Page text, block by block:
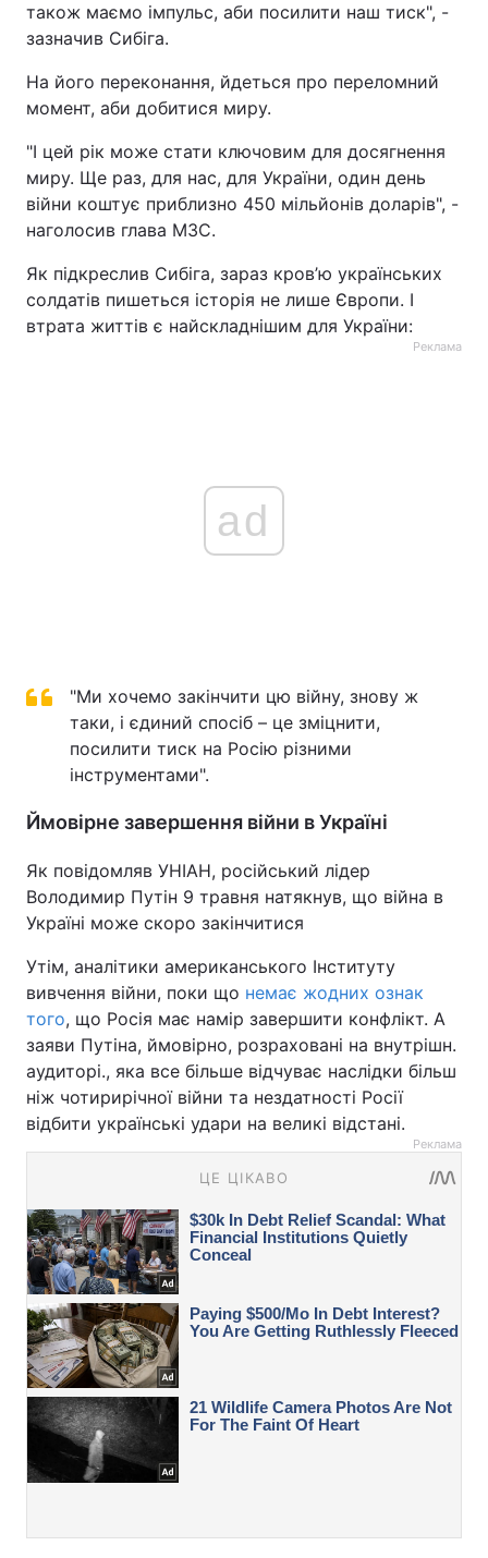
також маємо імпульс, аби посилити наш тиск", -
зазначив Сибіга.
На його переконання, йдеться про переломний
момент, аби добитися миру.
"І цей рік може стати ключовим для досягнення
миру. Ще раз, для нас, для України, один день
війни коштує приблизно 450 мільйонів доларів", -
наголосив глава МЗС.
Як підкреслив Сибіга, зараз кров’ю українських
солдатів пишеться історія не лише Європи. І
втрата життів є найскладнішим для України:
Реклама
ad
"Ми хочемо закінчити цю війну, знову ж
таки, і єдиний спосіб – це зміцнити,
посилити тиск на Росію різними
інструментами".
Ймовірне завершення війни в Україні
Як повідомляв УНІАН, російський лідер
Володимир Путін 9 травня натякнув, що війна в
Україні може скоро закінчитися
Утім, аналітики американського Інституту
вивчення війни, поки що немає жодних ознак
того, що Росія має намір завершити конфлікт. А
заяви Путіна, ймовірно, розраховані на внутрішн.
аудиторі., яка все більше відчуває наслідки більш
ніж чотирирічної війни та нездатності Росії
відбити українські удари на великі відстані.
Реклама